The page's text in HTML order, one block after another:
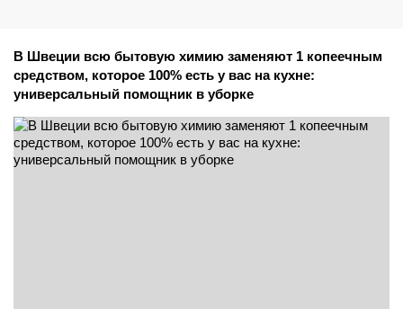
В Швеции всю бытовую химию заменяют 1 копеечным
средством, которое 100% есть у вас на кухне:
универсальный помощник в уборке